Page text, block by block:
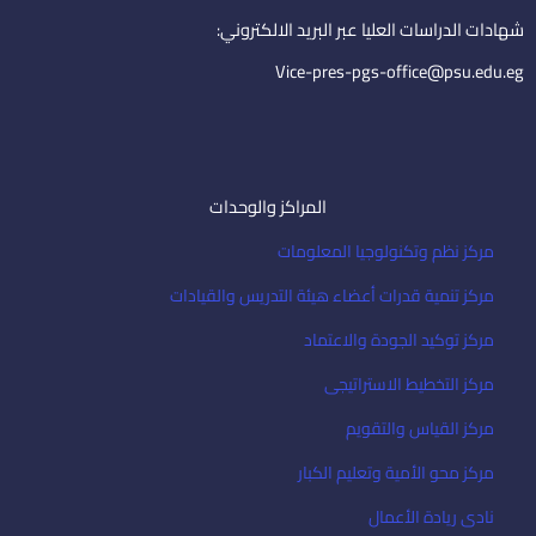
i
l
شهادات الدراسات العليا عبر البريد الالكتروني:
Vice-pres-pgs-office@psu.edu.eg
المراكز والوحدات
مركز نظم وتكنولوجيا المعلومات
مركز تنمية قدرات أعضاء هيئة التدريس والقيادات
مركز توكيد الجودة والاعتماد
مركز التخطيط الاستراتيجى
مركز القياس والتقويم
مركز محو الأمية وتعليم الكبار
نادى ريادة الأعمال